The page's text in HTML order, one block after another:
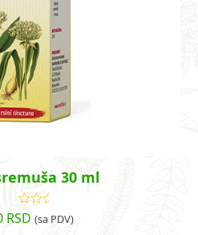
30 ml
Ocenjeno
sa4.85od
RSD (sa PDV)